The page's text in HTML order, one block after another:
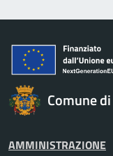
Comune
AMMINISTRAZIONE